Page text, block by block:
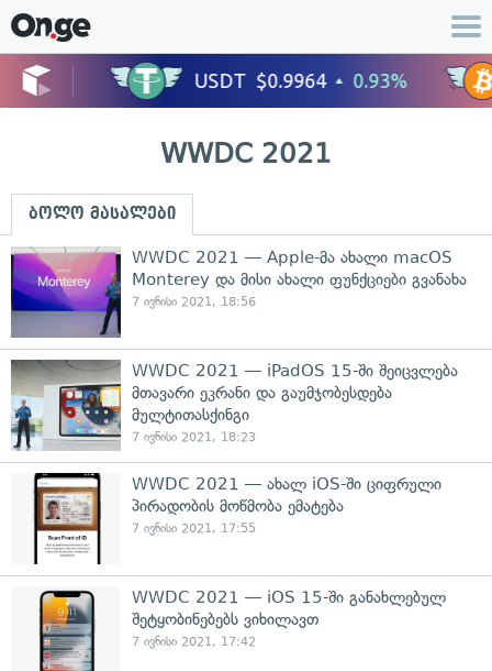
WWDC 2021
ბოლო მასალები
WWDC 2021 — Apple-მა ახალი macOS
Monterey და მისი ახალი ფუნქციები გვანახა
7 ივნისი 2021, 18:56
WWDC 2021 — iPadOS 15-ში შეიცვლება
მთავარი ეკრანი და გაუმჯობესდება
მულტითასქინგი
7 ივნისი 2021, 18:23
WWDC 2021 — ახალ iOS-ში ციფრული
პირადობის მოწმობა ემატება
7 ივნისი 2021, 17:55
WWDC 2021 — iOS 15-ში განახლებულ
შეტყობინებებს ვიხილავთ
7 ივნისი 2021, 17:42